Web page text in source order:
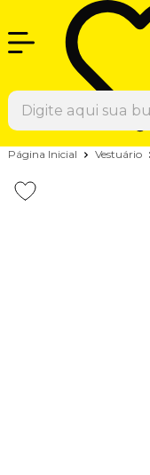
Página Inicial Vestuário